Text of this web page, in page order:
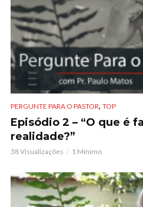
PERGUNTE PARA O PASTOR, TOP
Episódio 2 – “O que é
realidade?”
38 Visualizações 1 Mínimo